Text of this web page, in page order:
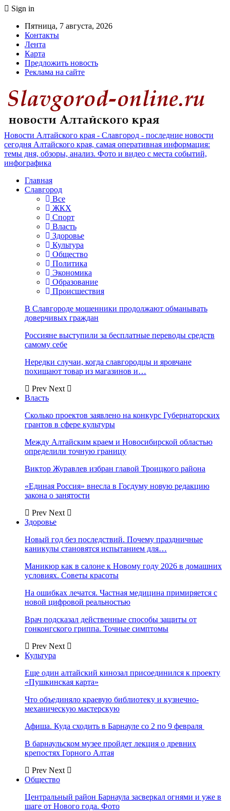
Sign in
Пятница, 7 августа, 2026
Контакты
Лента
Карта
Предложить новость
Реклама на сайте
Новости Алтайского края - Славгород - последние новости
сегодня Алтайского края, самая оперативная информация:
темы дня, обзоры, анализ. Фото и видео с места событий,
инфографика
Главная
Славгород
Все
ЖКХ
Спорт
Власть
Здоровье
Культура
Общество
Политика
Экономика
Образование
Происшествия
В Славгороде мошенники продолжают обманывать
доверчивых граждан
Россияне выступили за бесплатные переводы средств
самому себе
Нередки случаи, когда славгородцы и яровчане
похищают товар из магазинов и…
Prev Next
Власть
Сколько проектов заявлено на конкурс Губернаторских
грантов в сфере культуры
Между Алтайским краем и Новосибирской областью
определили точную границу
Виктор Журавлев избран главой Троицкого района
«Единая Россия» внесла в Госдуму новую редакцию
закона о занятости
Prev Next
Здоровье
Новый год без последствий. Почему праздничные
каникулы становятся испытанием для…
Маникюр как в салоне к Новому году 2026 в домашних
условиях. Советы красоты
На ошибках лечатся. Частная медицина примиряется с
новой цифровой реальностью
Врач подсказал действенные способы защиты от
гонконгского гриппа. Точные симптомы
Prev Next
Культура
Еще один алтайский кинозал присоединился к проекту
«Пушкинская карта»
Что объединяло краевую библиотеку и кузнечно-
механическую мастерскую
Афиша. Куда сходить в Барнауле со 2 по 9 февраля
В барнаульском музее пройдет лекция о древних
крепостях Горного Алтая
Prev Next
Общество
Центральный район Барнаула засверкал огнями и уже в
шаге от Нового года. Фото